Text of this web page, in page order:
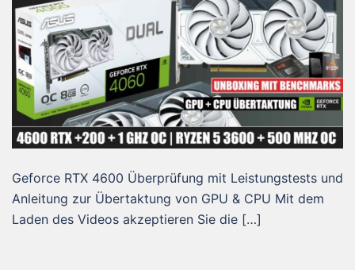
Geforce RTX 4600 Überprüfung mit Leistungstests und
Anleitung zur Übertaktung von GPU & CPU Mit dem
Laden des Videos akzeptieren Sie die […]